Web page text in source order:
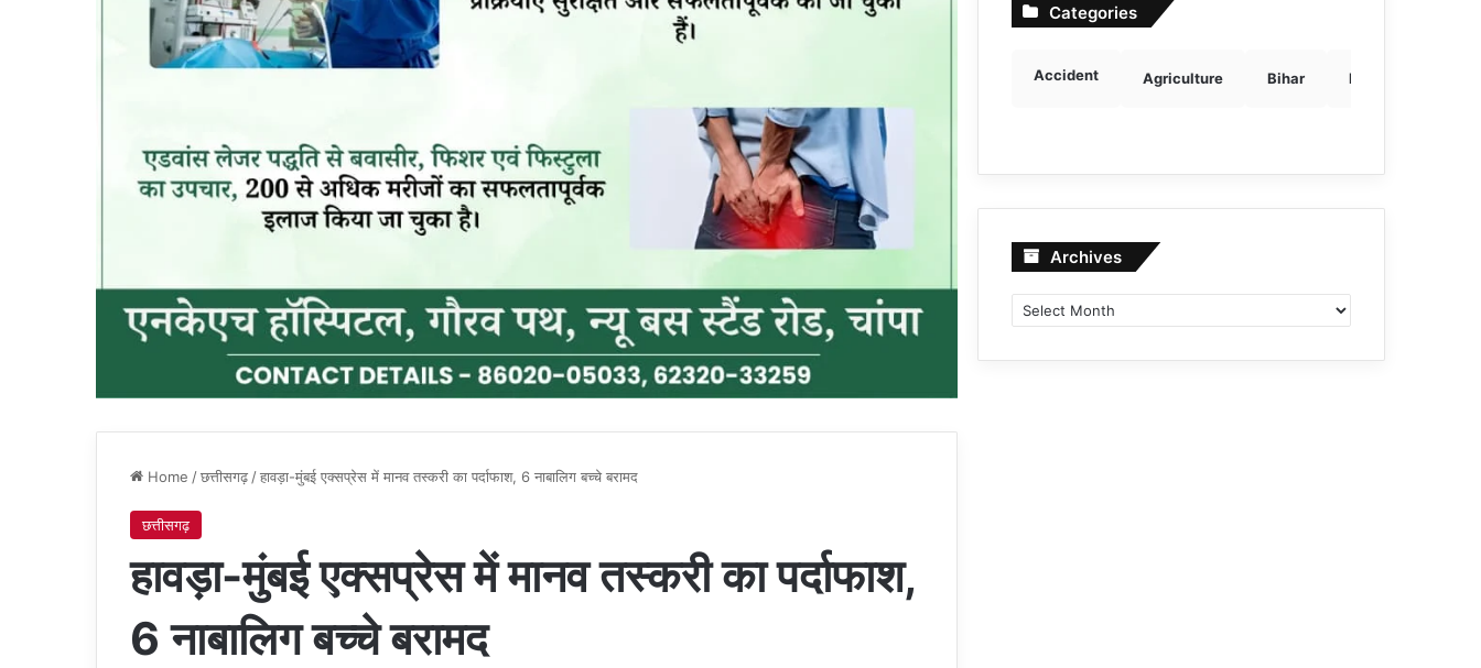
Home /छत्तीसगढ़ /हावड़ा-मुंबई एक्सप्रेस में मानव तस्करी का पर्दाफाश, 6 नाबालिग बच्चे बरामद
छत्तीसगढ़
हावड़ा-मुंबई एक्सप्रेस में मानव तस्करी का पर्दाफाश,
6 नाबालिग बच्चे बरामद
Categories
Accident Agriculture Bihar Breaking news
Archives Archives